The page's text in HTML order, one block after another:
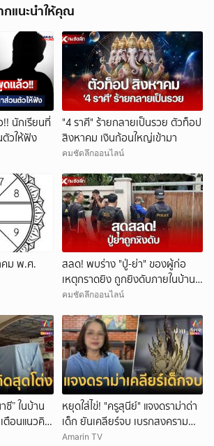
แนะนำให้คุณ
นักเรียนที่
วให้ฟัง
"4 ราศี" ร้ายกลายเป็นรวย ตัวท็อป
สิงหาคม เงินก้อนใหญ่เข้ามา
คมชัดลึกออนไลน์
คม พ.ศ.
สลด! พบร่าง "ปู่-ย่า" ของผู้ก่อ
เหตุกราดยิง ถูกยิงดับภายในบ้าน
พัก
คมชัดลึกออนไลน์
ซี” ในบ้าน
อนแนวคิด
หยุดใส่ไข่! "ครูสุนีย์" แจงดราม่าด่า
เด็ก ยันเคลียร์จบ เบรกสงคราม
Gen
Amarin TV